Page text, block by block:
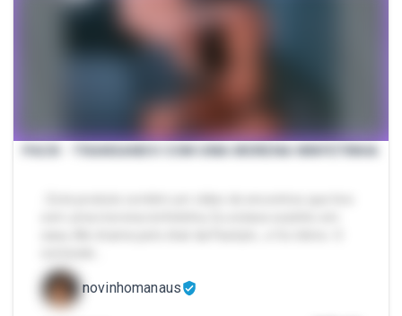
PACK - TRANSANDO COM UMA MORENA NINFETINHA
novinhomanaus